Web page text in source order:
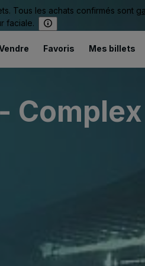
Tous les achats confirmés sont
faciale.
Favoris Mes billets